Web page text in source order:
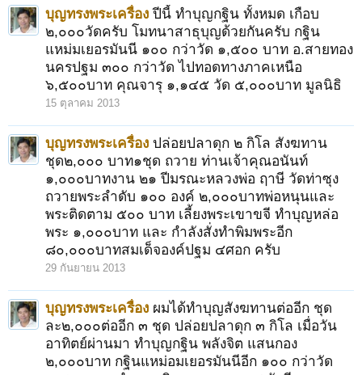
บุญทรงพระเครื่อง ปีนี้ ทำบุญกฐิน ทั้งหมด เกือบ
๒,๐๐๐วัดครับ โมทนาสาธุบุญด้วยกันครับ กฐิน
แหม่มเยอรมันนี ๑๐๐ กว่าวัด ๑,๕๐๐ บาท อ.สายทอง
นครปฐม ๓๐๐ กว่าวัด ไปทอดทางภาคเหนือ
๖,๕๐๐บาท คุณจารุ ๑,๑๔๕ วัด ๕,๐๐๐บาท มูลนิธิ
15 ตุลาคม 2013
บุญทรงพระเครื่อง ปล่อยปลาดุก ๒ กิโล สังฆทาน
ชุด๒,๐๐๐ บาท๑ชุด ถวาย ท่านเจ้าคุณอนันท์
๑,๐๐๐บาทงาน ๒๑ ปีมรณะหลวงพ่อ ฤาษี วัดท่าซุง
ถวายพระลำดับ ๑๐๐ องค์ ๒,๐๐๐บาทพ่อหนุนและ
พระติดตาม ๕๐๐ บาท เลี้ยงพระเขาขจี ทำบุญหล่อ
พระ ๑,๐๐๐บาท และ กำลังสั่งทำพิมพระอีก
๘๐,๐๐๐บาทสมเด็จองค์ปฐม ๔ศอก ครับ
29 กันยายน 2013
บุญทรงพระเครื่อง ผมได้ทำบุญสังฆทานต่ออีก ชุด
ละ๒,๐๐๐ต่ออีก ๓ ชุด ปล่อยปลาดุก ๓ กิโล เมื่อวัน
อาทิตย์ผ่านมา ทำบุญกฐิน พลังจิต แสนกอง
๒,๐๐๐บาท กฐินแหม่อมเยอรมันนีอีก ๑๐๐ กว่าวัด